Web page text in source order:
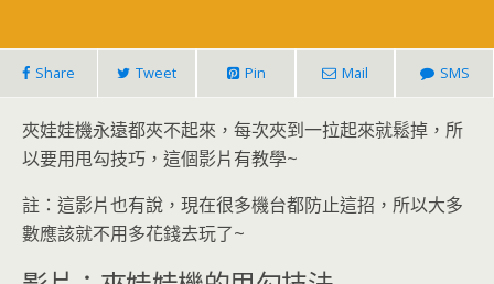
Share Tweet Pin Mail SMS
夾娃娃機永遠都夾不起來，每次夾到一拉起來就鬆掉，所
以要用甩勾技巧，這個影片有教學~
註：這影片也有說，現在很多機台都防止這招，所以大多
數應該就不用多花錢去玩了~